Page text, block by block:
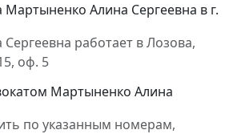
Мартыненко Алина Сергеевна в г.
работает в Лозова,
оф. 5
Мартыненко Алина
по указанным номерам,